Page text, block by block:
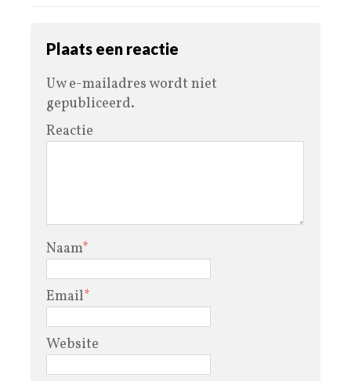
Plaats een reactie
Uw e-mailadres wordt niet
gepubliceerd.
Reactie
Naam*
Email*
Website